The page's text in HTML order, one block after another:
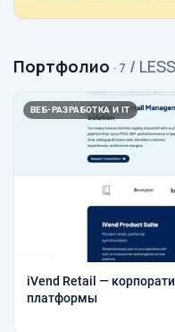
Портфолио · 7 /
ВЕБ-РАЗРАБОТКА И IT
iVend Retail —
платформы